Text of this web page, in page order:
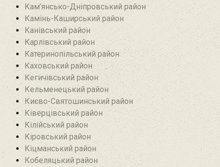
Кам’янсько-Дніпровський район‎
Камінь-Каширський район
Канівський район
Карлівський район
Катеринопільський район
Каховський район
Кегичівський район
Кельменецький район
Києво-Святошинський район
Ківерцівський район‎
Кілійський район
Кіровський район
Кіцманський район
Кобеляцький район‎